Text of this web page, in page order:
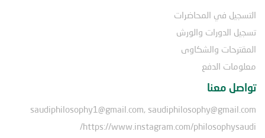
التسجيل في المحاضرات
تسجيل الدورات والورش
المقترحات والشكاوى
معلومات الدفع
تواصل معنا
saudiphilosophy1@gmail.com, saudiphilosophy@gmail.com
https://www.instagram.com/philosophysaudi/